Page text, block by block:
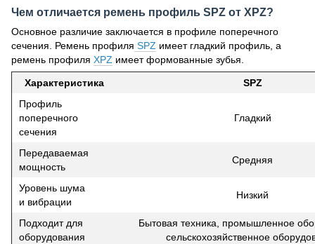
Чем отличается ремень профиль SPZ от XPZ?
Основное различие заключается в профиле поперечного
сечения. Ремень профиля SPZ имеет гладкий профиль, а
ремень профиля XPZ имеет формованные зубья.
Характеристика
SPZ
Профиль
поперечного
сечения
Гладкий
Передаваемая
мощность
Средняя
Уровень шума
и вибрации
Низкий
Подходит для
оборудования
Бытовая техника, промышленное
сельскохозяйственное